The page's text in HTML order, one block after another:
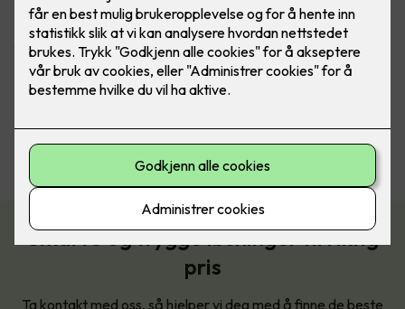
Pipelife er Norges største produsent av rørsystemer i plast,
med over 70 års erfaring og produksjon tilpasset norske
forhold. Powerline ferdigtrukket kabel leveres med kabelen
allerede trukket i røret – rørene er fargekodet etter
kabeltype for enkel identifisering under montering og i
Les mer om dette her
Smarte og trygge løsninger til riktig
pris
Ta kontakt med oss, så hjelper vi deg med å finne de beste